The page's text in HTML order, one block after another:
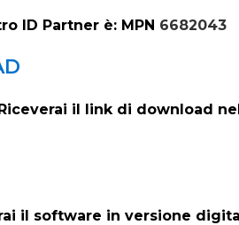
ID Partner è: MPN 6682043
il link di download
il software in versione